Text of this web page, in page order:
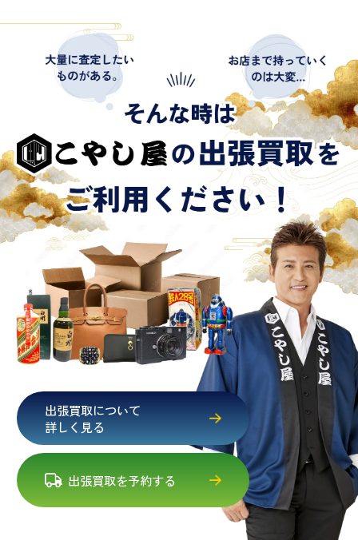
出張買取について
詳しく見る
出張買取を予約する